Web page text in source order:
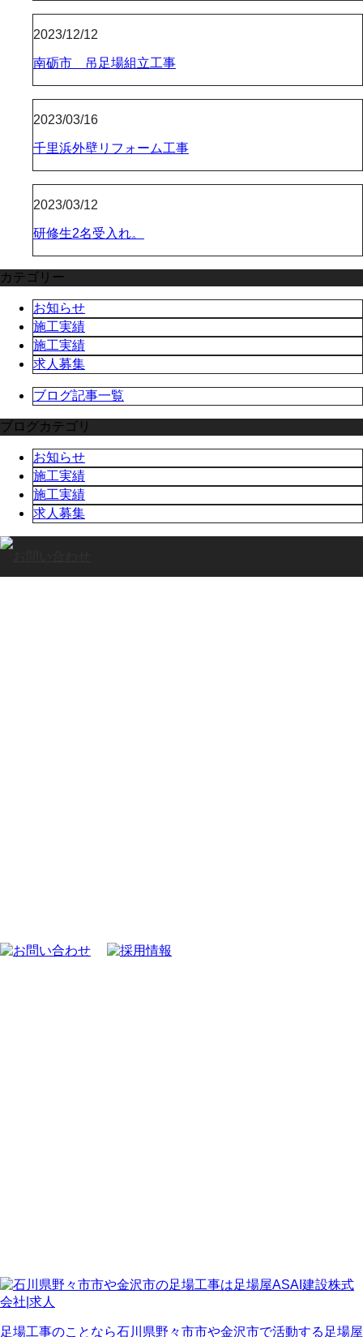
2023/12/12
南砺市 吊足場組立工事
2023/03/16
千里浜外壁リフォーム工事
2023/03/12
研修生2名受入れ。
カテゴリー
お知らせ
施工実績
施工実績
求人募集
ブログ記事一覧
ブログカテゴリ
お知らせ
施工実績
施工実績
求人募集
足場工事のことなら石川県野々市市や金沢市で活動する足場屋